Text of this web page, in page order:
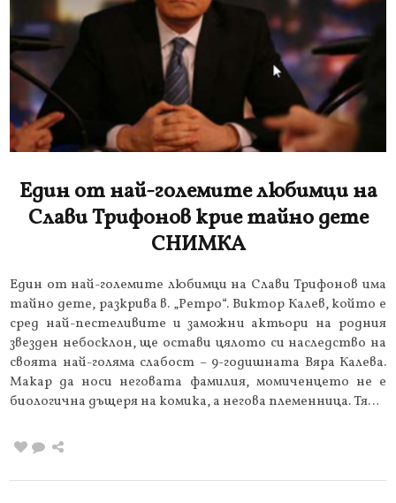
Един от най-големите любимци на
Слави Трифонов крие тайно дете
СНИМКА
Един от най-големите любимци на Слави Трифонов има
тайно дете, разкрива в. „Ретро“. Виктор Калев, който е
сред най-пестеливите и заможни актьори на родния
звезден небосклон, ще остави цялото си наследство на
своята най-голяма слабост – 9-годишната Вяра Калева.
Макар да носи неговата фамилия, момиченцето не е
биологична дъщеря на комика, а негова племенница. Тя…